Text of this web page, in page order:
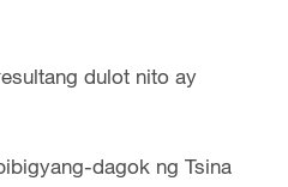
dulot nito ay
dagok ng Tsina